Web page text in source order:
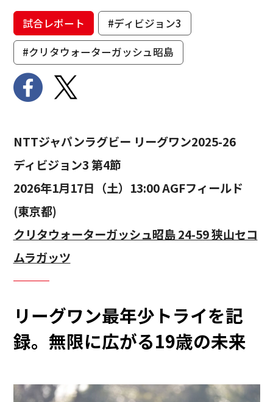
試合レポート
#ディビジョン3
#クリタウォーターガッシュ昭島
NTTジャパンラグビー リーグワン2025-26
ディビジョン3 第4節
2026年1月17日（土）13:00 AGFフィールド
(東京都)
クリタウォーターガッシュ昭島 24-59 狭山セコ
ムラガッツ
リーグワン最年少トライを記
録。無限に広がる19歳の未来